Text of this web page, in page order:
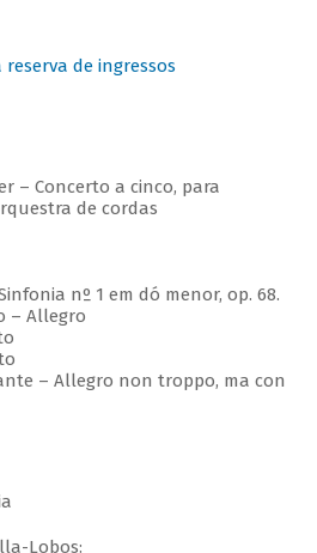
de ingressos
– Concerto a cinco, para
de cordas
nº 1 em dó menor, op. 68.
– Allegro
– Allegro non troppo, ma con
Lobos: